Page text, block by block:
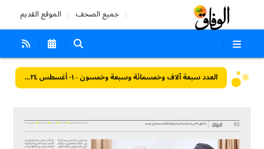
جميع الصحف الموقع القديم
العدد سبعة آلاف وخمسمائة وسبعة وخمسون - ٠١ أغسطس ٢٠٢٤